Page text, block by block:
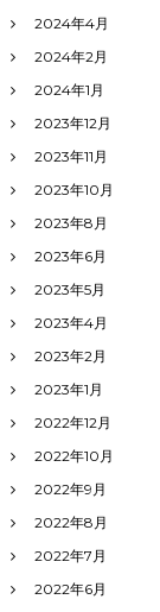
2024年4月
2024年2月
2024年1月
2023年12月
2023年11月
2023年10月
2023年8月
2023年6月
2023年5月
2023年4月
2023年2月
2023年1月
2022年12月
2022年10月
2022年9月
2022年8月
2022年7月
2022年6月